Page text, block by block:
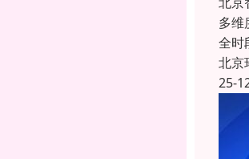
多维
全时
北京
25-